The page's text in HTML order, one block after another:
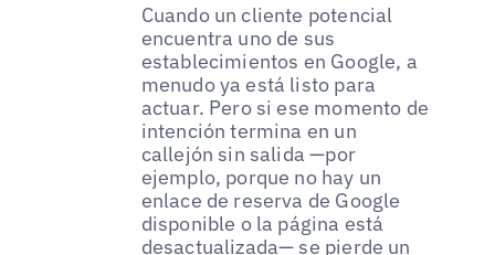
Cuando un cliente potencial
encuentra uno de sus
establecimientos en Google, a
menudo ya está listo para
actuar. Pero si ese momento de
intención termina en un
callejón sin salida —por
ejemplo, porque no hay un
enlace de reserva de Google
disponible o la página está
desactualizada— se pierde un